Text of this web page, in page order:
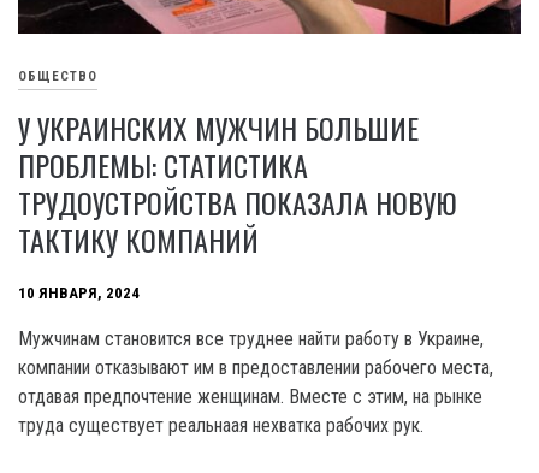
ОБЩЕСТВО
У УКРАИНСКИХ МУЖЧИН БОЛЬШИЕ
ПРОБЛЕМЫ: СТАТИСТИКА
ТРУДОУСТРОЙСТВА ПОКАЗАЛА НОВУЮ
ТАКТИКУ КОМПАНИЙ
10 ЯНВАРЯ, 2024
Мужчинам становится все труднее найти работу в Украине,
компании отказывают им в предоставлении рабочего места,
отдавая предпочтение женщинам. Вместе с этим, на рынке
труда существует реальнаая нехватка рабочих рук.